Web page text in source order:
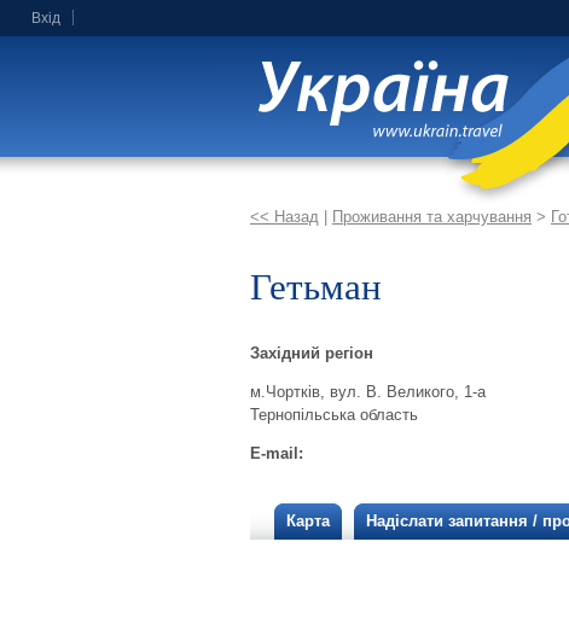
Вхід
<< Назад Проживання та харчування >
Гетьман
Західний регіон
м.Чортків, вул. В. Великого, 1-а
Тернопільська область
E-mail:
Карта Надіслати запитання /